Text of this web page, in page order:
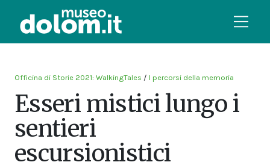
Officina di Storie 2021: WalkingTales / I percorsi della memoria
Esseri mistici lungo i
sentieri
escursionistici